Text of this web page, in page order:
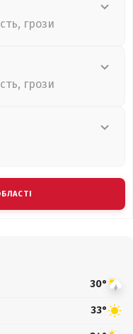
грози
грози
30°
33°